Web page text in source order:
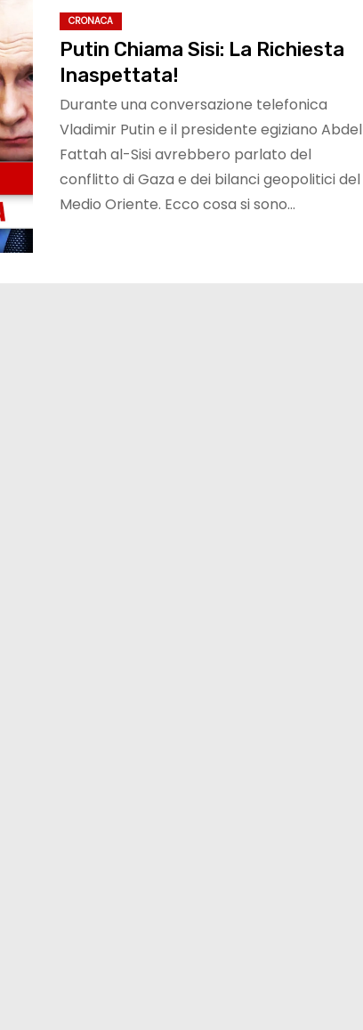
CRONACA
Putin Chiama Sisi: La Richiesta
Inaspettata!
Durante una conversazione telefonica
Vladimir Putin e il presidente egiziano Abdel
Fattah al-Sisi avrebbero parlato del
conflitto di Gaza e dei bilanci geopolitici del
Medio Oriente. Ecco cosa si sono…